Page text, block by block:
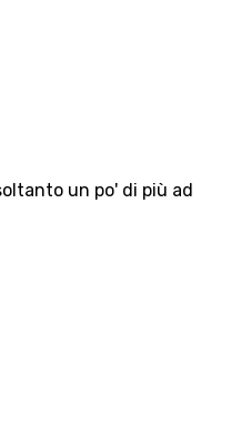
un po' di più ad